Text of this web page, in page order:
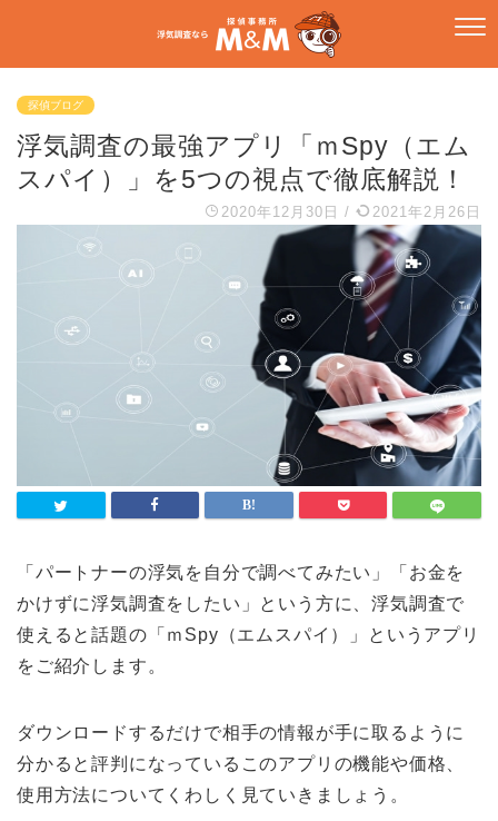
探偵ブログ
浮気調査の最強アプリ「ｍSpy（エム
スパイ）」を5つの視点で徹底解説！
2020年12月30日 / 2021年2月26日
「パートナーの浮気を自分で調べてみたい」「お金を
かけずに浮気調査をしたい」という方に、浮気調査で
使えると話題の「ｍSpy（エムスパイ）」というアプリ
をご紹介します。
ダウンロードするだけで相手の情報が手に取るように
分かると評判になっているこのアプリの機能や価格、
使用方法についてくわしく見ていきましょう。